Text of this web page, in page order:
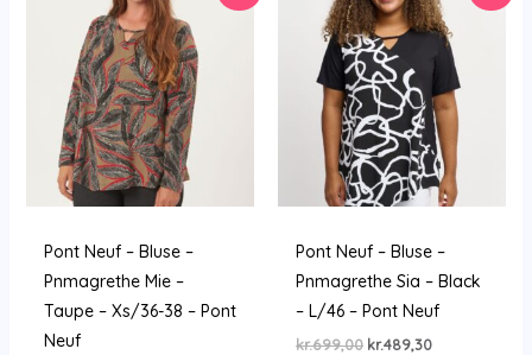
Pont Neuf – Bluse –
Pnmagrethe Mie –
Taupe – Xs/36-38 – Pont
Neuf
Pont Neuf – Bluse –
Pnmagrethe Sia – Black
– L/46 – Pont Neuf
kr.699,00 Den
kr.489,30Den